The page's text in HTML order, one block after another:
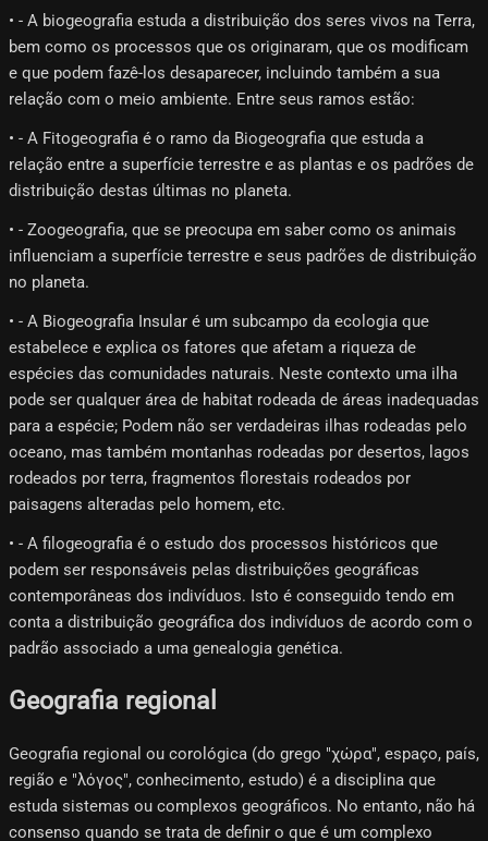
• - A biogeografia estuda a distribuição dos seres vivos na Terra,
bem como os processos que os originaram, que os modificam
e que podem fazê-los desaparecer, incluindo também a sua
relação com o meio ambiente. Entre seus ramos estão:
• - A Fitogeografia é o ramo da Biogeografia que estuda a
relação entre a superfície terrestre e as plantas e os padrões de
distribuição destas últimas no planeta.
• - Zoogeografia, que se preocupa em saber como os animais
influenciam a superfície terrestre e seus padrões de distribuição
no planeta.
• - A Biogeografia Insular é um subcampo da ecologia que
estabelece e explica os fatores que afetam a riqueza de
espécies das comunidades naturais. Neste contexto uma ilha
pode ser qualquer área de habitat rodeada de áreas inadequadas
para a espécie; Podem não ser verdadeiras ilhas rodeadas pelo
oceano, mas também montanhas rodeadas por desertos, lagos
rodeados por terra, fragmentos florestais rodeados por
paisagens alteradas pelo homem, etc.
• - A filogeografia é o estudo dos processos históricos que
podem ser responsáveis ​​pelas distribuições geográficas
contemporâneas dos indivíduos. Isto é conseguido tendo em
conta a distribuição geográfica dos indivíduos de acordo com o
padrão associado a uma genealogia genética.
Geografia regional
Geografia regional ou corológica (do grego "χώρα", espaço, país,
região e "λόγος", conhecimento, estudo) é a disciplina que
estuda sistemas ou complexos geográficos. No entanto, não há
consenso quando se trata de definir o que é um complexo